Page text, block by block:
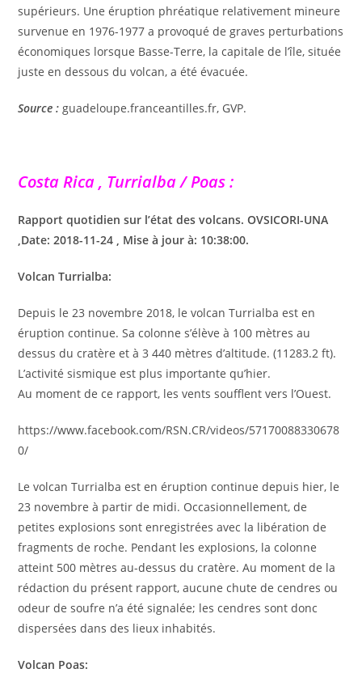
supérieurs. Une éruption phréatique relativement mineure
survenue en 1976-1977 a provoqué de graves perturbations
économiques lorsque Basse-Terre, la capitale de l’île, située
juste en dessous du volcan, a été évacuée.
Source : guadeloupe.franceantilles.fr, GVP.
Costa Rica , Turrialba / Poas :
Rapport quotidien sur l’état des volcans. OVSICORI-UNA
,Date: 2018-11-24 , Mise à jour à: 10:38:00.
Volcan Turrialba:
Depuis le 23 novembre 2018, le volcan Turrialba est en
éruption continue. Sa colonne s’élève à 100 mètres au
dessus du cratère et à 3 440 mètres d’altitude. (11283.2 ft).
L’activité sismique est plus importante qu’hier.
Au moment de ce rapport, les vents soufflent vers l’Ouest.
https://www.facebook.com/RSN.CR/videos/57170088330678
0/
Le volcan Turrialba est en éruption continue depuis hier, le
23 novembre à partir de midi. Occasionnellement, de
petites explosions sont enregistrées avec la libération de
fragments de roche. Pendant les explosions, la colonne
atteint 500 mètres au-dessus du cratère. Au moment de la
rédaction du présent rapport, aucune chute de cendres ou
odeur de soufre n’a été signalée; les cendres sont donc
dispersées dans des lieux inhabités.
Volcan Poas: